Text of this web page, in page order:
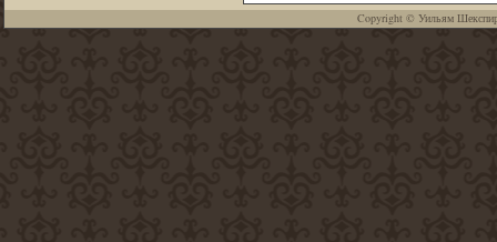
Copyright © Уильям